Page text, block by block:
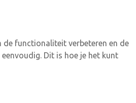
de functionaliteit verbeteren en de
Dit is hoe je het kunt